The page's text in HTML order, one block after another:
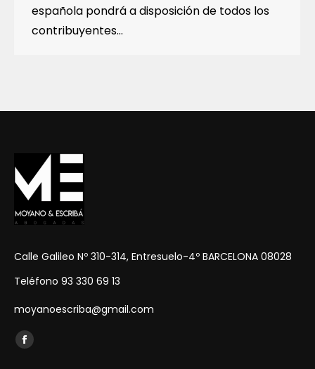
española pondrá a disposición de todos los
contribuyentes…
Calle Galileo Nº 310-314, Entresuelo-4º BARCELONA 08028
Teléfono 93 330 69 13
moyanoescriba@gmail.com
Find us on:
Facebook